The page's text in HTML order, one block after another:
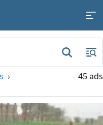
45 ads